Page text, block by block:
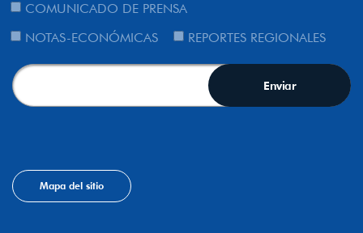
COMUNICADO DE PRENSA
NOTAS-ECONÓMICAS
REPORTES REGIONALES
Mapa del sitio